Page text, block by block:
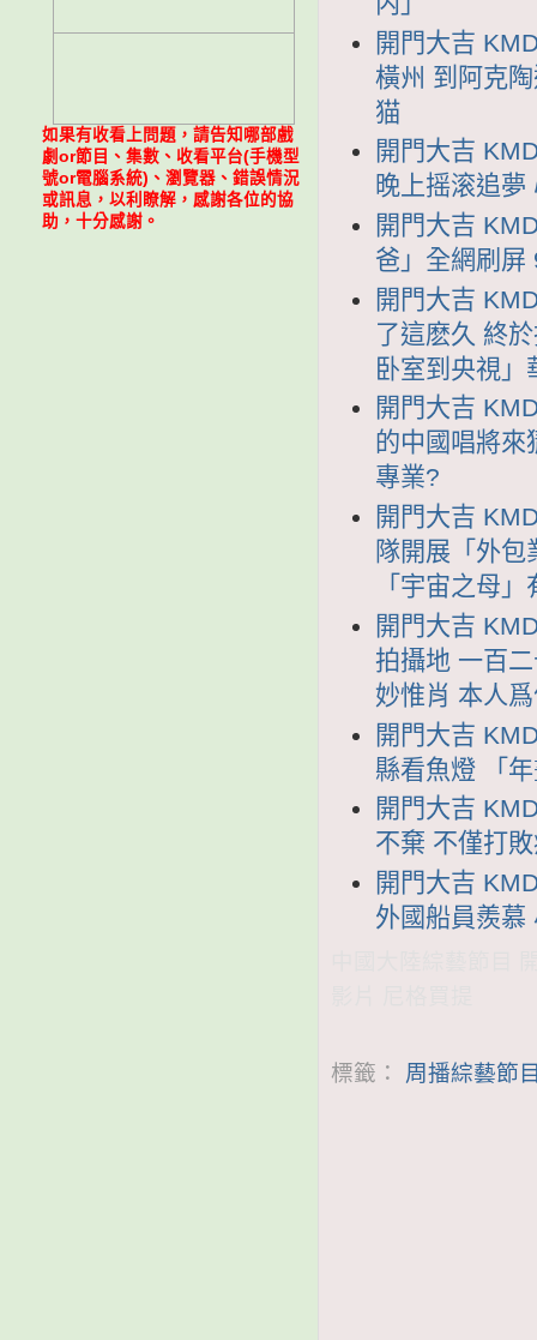
開門大吉
橫州 到阿克
猫
開門大吉
晚上摇滚追
開門大吉
爸」全網刷屏
開門大吉
了這麽久 終
卧室到央視
開門大吉
的中國唱將來
專業?
開門大吉
隊開展「外
「宇宙之母
開門大吉
拍攝地 一百
妙惟肖 本人
開門大吉
縣看魚燈 「
開門大吉
不棄 不僅打
開門大吉
外國船員羨慕
標籤： 周播綜藝節
如果有收看上問題，請告知哪部戲
劇or節目、集數、收看平台(手機型
號or電腦系統)、瀏覽器、錯誤情況
或訊息，以利瞭解，感謝各位的協
助，十分感謝。